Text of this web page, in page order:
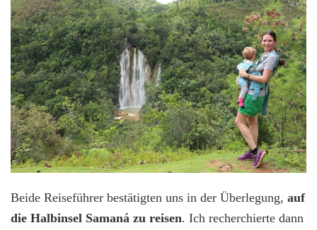
Beide Reiseführer bestätigten uns in der Überlegung, auf
die Halbinsel Samaná zu reisen. Ich recherchierte dann